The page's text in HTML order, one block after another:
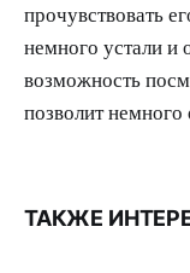
прочувствовать
немного устали и
возможность
позволит немного
ТАКЖЕ